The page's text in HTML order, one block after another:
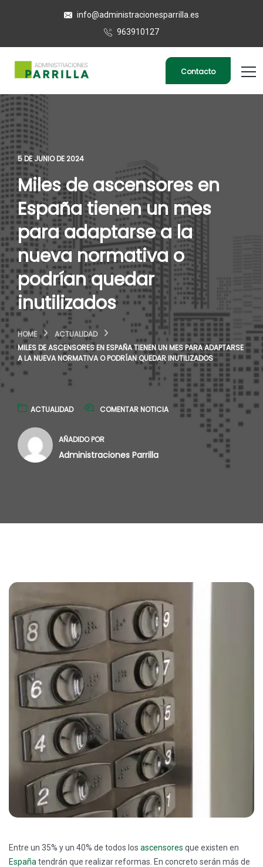
info@administracionesparrilla.es
963910127
Contacto
5 DE JUNIO DE 2024
Miles de ascensores en
España tienen un mes
para adaptarse a la
nueva normativa o
podrían quedar
inutilizados
HOME
ACTUALIDAD
MILES DE ASCENSORES EN ESPAÑA TIENEN UN MES PARA ADAPTARSE
A LA NUEVA NORMATIVA O PODRÍAN QUEDAR INUTILIZADOS
ACTUALIDAD COMENTAR NOTICIA
AÑADIDO POR
Administraciones Parrilla
Entre un 35% y un 40% de todos los ascensores que existen en
España tendrán que realizar reformas. En concreto serán más de